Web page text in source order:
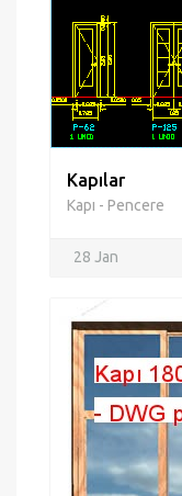
Kapılar
Kapı - Pencere
28 Jan